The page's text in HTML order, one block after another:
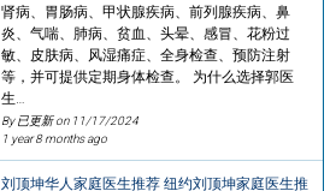
肾病、胃肠病、甲状腺疾病、前列腺疾病、鼻
炎、气喘、肺病、贫血、头晕、感冒、花粉过
敏、皮肤病、风湿痛症、全身检查、预防注射
等，并可提供定期身体检查。 为什么选择郭医
生…
By 已更新 on 11/17/2024
1 year 8 months ago
刘顶坤华人家庭医生推荐 纽约刘顶坤家庭医生推